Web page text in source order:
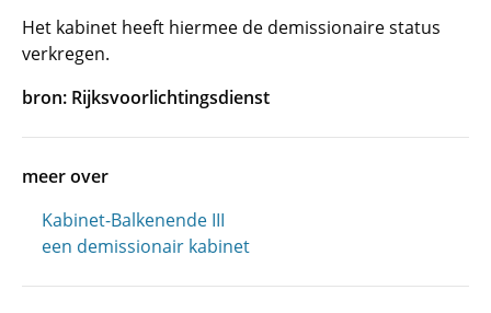
Het kabinet heeft hiermee de demissionaire status
verkregen.
bron: Rijksvoorlichtingsdienst
meer over
Kabinet-Balkenende III
een demissionair kabinet